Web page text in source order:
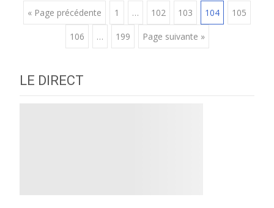
Posts
navigation
« Page précédente 1 … 102 103 104 105
106 … 199 Page suivante »
LE DIRECT